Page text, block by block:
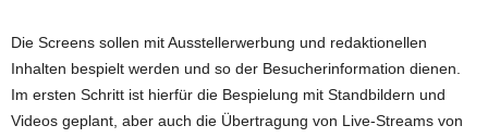
Die Screens sollen mit Ausstellerwerbung und redaktionellen
Inhalten bespielt werden und so der Besucherinformation dienen.
Im ersten Schritt ist hierfür die Bespielung mit Standbildern und
Videos geplant, aber auch die Übertragung von Live-Streams von